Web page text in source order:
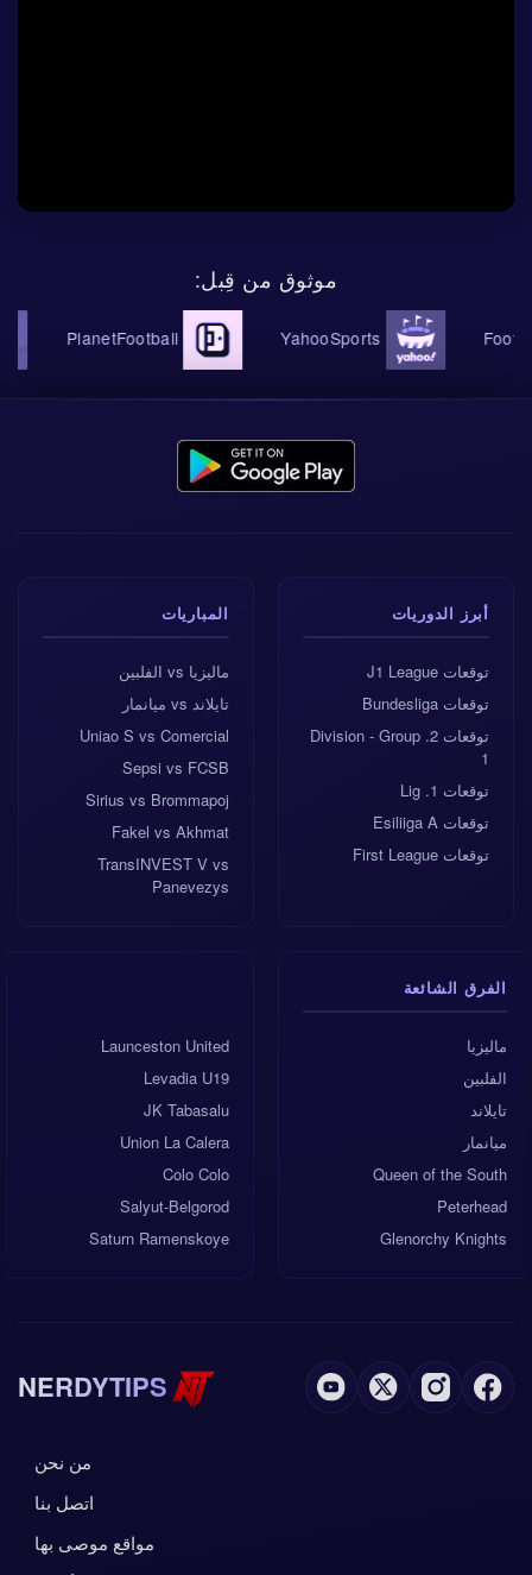
موثوق من قِبل:
YahooSports
PlanetFootball
أبرز الدوريات
توقعات J1 League
توقعات Bundesliga
توقعات 2. Division - Group
1
توقعات 1. Lig
توقعات Esiliiga A
توقعات First League
المباريات
ماليزيا vs الفلبين
تايلاند vs ميانمار
Uniao S vs Comercial
Sepsi vs FCSB
Sirius vs Brommapoj
Fakel vs Akhmat
TransINVEST V vs
Panevezys
الفرق الشائعة
ماليزيا
الفلبين
تايلاند
ميانمار
Queen of the South
Peterhead
Glenorchy Knights
Launceston United
Levadia U19
JK Tabasalu
Union La Calera
Colo Colo
Salyut-Belgorod
Saturn Ramenskoye
NERDYTIPS
من نحن
اتصل بنا
مواقع موصى بها